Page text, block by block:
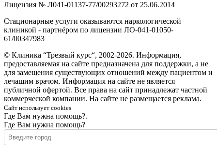
Лицензия № Л041-01137-77/00293272 от 25.06.2014
Стационарные услуги оказываются наркологической
клиникой - партнёром по лицензии ЛО-041-01050-
61/00347983
© Клиника “Трезвый курс“, 2002-2026. Информация,
предоставляемая на сайте предназначена для поддержки, а не
для замещения существующих отношений между пациентом и
лечащим врачом. Информация на сайте не является
публичной офертой. Все права на сайт принадлежат частной
коммерческой компании. На сайте не размещается реклама.
Сайт использует cookies
Где Вам нужна помощь?.
Где Вам нужна помощь?